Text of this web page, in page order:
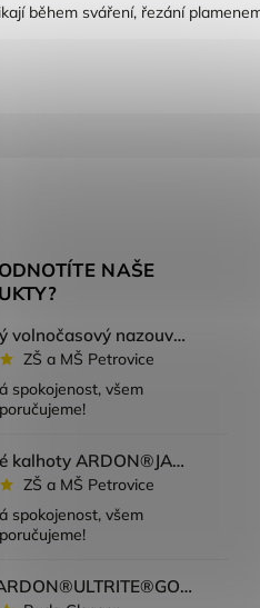
během sváření, řezání
NAŠE
Dámský volnočasový nazouvák ARDON®JUNO - růžová
ZŠ a MŠ Petrovice
spokojenost, všem
Dámské kalhoty ARDON®JASVENA šedá
ZŠ a MŠ Petrovice
spokojenost, všem
Tričko ARDON®ULTRITE®GO! dámské růžová